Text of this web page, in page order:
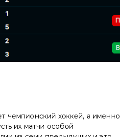
чемпионский хоккей, а именно
их матчи особой